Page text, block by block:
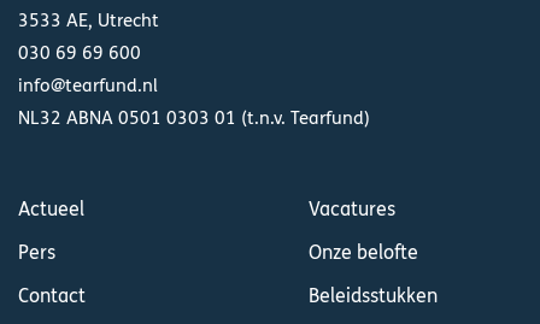
3533 AE, Utrecht
030 69 69 600
info@tearfund.nl
NL32 ABNA 0501 0303 01 (t.n.v. Tearfund)
Actueel
Pers
Contact
Vacatures
Onze belofte
Beleidsstukken